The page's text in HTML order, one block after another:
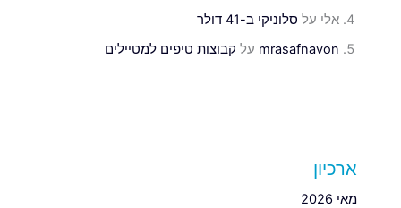
אלי על סלוניקי ב-41 דולר
mrasafnavon על קבוצות טיפים למטיילים
ארכיון
מאי 2026